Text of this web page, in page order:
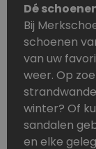
Dé
Bij
schoenen
van uw
weer. Op
winter? Of
sandalen
en elke